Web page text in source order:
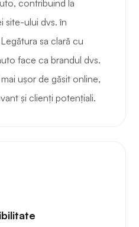
contribuind la
site-ului dvs. în
sa clară cu
face ca brandul dvs.
ușor de găsit online,
și clienți potențiali.